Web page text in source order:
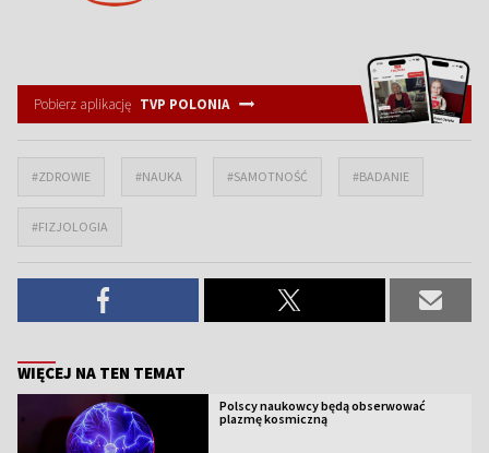
Pobierz aplikację TVP POLONIA
#ZDROWIE #NAUKA #SAMOTNOŚĆ #BADANIE
#FIZJOLOGIA
WIĘCEJ NA TEN TEMAT
Polscy naukowcy będą obserwować
plazmę kosmiczną